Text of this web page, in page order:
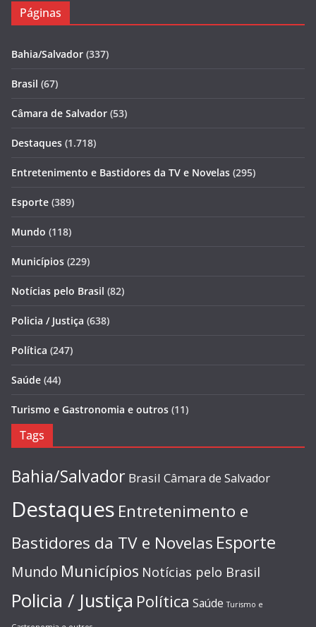
Páginas
Bahia/Salvador (337)
Brasil (67)
Câmara de Salvador (53)
Destaques (1.718)
Entretenimento e Bastidores da TV e Novelas (295)
Esporte (389)
Mundo (118)
Municípios (229)
Notícias pelo Brasil (82)
Policia / Justiça (638)
Política (247)
Saúde (44)
Turismo e Gastronomia e outros (11)
Tags
Bahia/Salvador Brasil Câmara de Salvador
Destaques Entretenimento e
Bastidores da TV e Novelas Esporte
Mundo Municípios Notícias pelo Brasil
Policia / Justiça Política Saúde Turismo e